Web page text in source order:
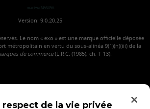
maniwa MANIWA
Version: 9.0.20.25
Le nom « exo » est une marque officielle déposée
métropolitain en vertu du sous-alinéa 9(1)(n)(iii) de la
de commerce(L.R.C. (1985), ch. T-13).
respect de la vie privée